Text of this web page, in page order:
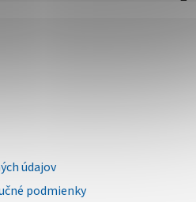
údajov
podmienky